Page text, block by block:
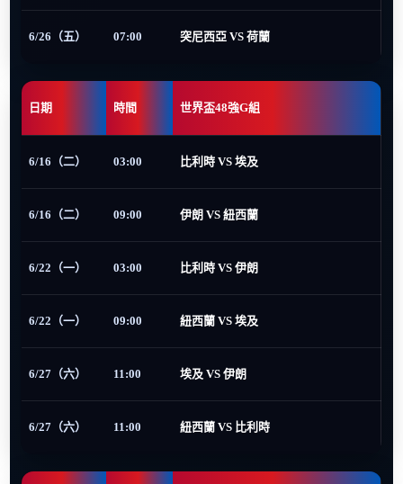
6/26（五） 07:00 突尼西亞 VS 荷蘭
日期 時間 世界盃48強G組
6/16（二） 03:00 比利時 VS 埃及
6/16（二） 09:00 伊朗 VS 紐西蘭
6/22（一） 03:00 比利時 VS 伊朗
6/22（一） 09:00 紐西蘭 VS 埃及
6/27（六） 11:00 埃及 VS 伊朗
6/27（六） 11:00 紐西蘭 VS 比利時